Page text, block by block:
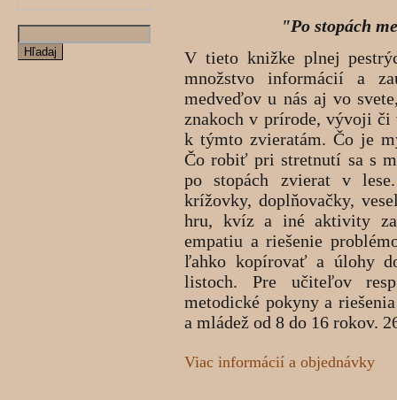
"Po stopách
V tieto knižke plnej
množstvo informácií a
medveďov u nás aj vo
znakoch v prírode, vývoji
k týmto zvieratám. Čo je
Čo robiť pri stretnutí sa s
po stopách zvierat v
krížovky, doplňovačky,
hru, kvíz a iné aktivity
empatiu a riešenie
ľahko kopírovať a úlohy
listoch. Pre učiteľov
metodické pokyny a
a mládež od 8 do 16 rokov.
Viac informácií a objednávky